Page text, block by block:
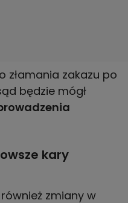
złamania zakazu po
będzie mógł
kary
zmiany w